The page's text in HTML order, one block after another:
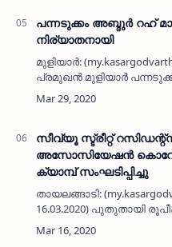
പന്നടുക്കം അബ്ദുര്‍ റഹ്
നിര്യാതനായി
മുളിയാര്‍:
പ്രമുഖന്‍ മുളിയാര്‍
ഹാജി (80) നിര്യാതനായി.
ബാധിതനായി
സീവ്യൂ സ്ട്രീറ്റ്
അസോസിയേഷന്‍
ക്യാമ്പ് സംഘടിപ്പിച്ചു
തായലങ്ങാടി:
16.03.2020) പുതുതായി
റസിഡന്റ്‌സ്
പ്രകാശനവും കൊറോണ